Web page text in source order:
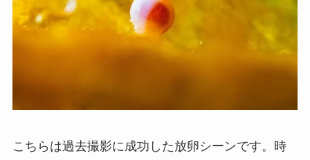
こちらは過去撮影に成功した放卵シーンです。時